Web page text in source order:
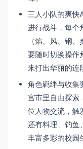
三人小队的爽快
进行战斗，每个
（焰、风、钢
要随时切换操作
来打出华丽的连
角色羁绊与收集
宫市里自由探索
位人物交流，触
还有料理、钓鱼
丰富多彩的校园